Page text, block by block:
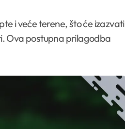
i veće terene, što će izazvati
Ova postupna prilagodba